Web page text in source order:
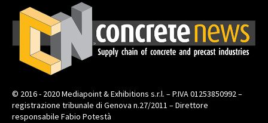
© 2016 - 2020 Mediapoint & Exhibitions s.r.l. – P.IVA 01253850992 –
registrazione tribunale di Genova n.27/2011 – Direttore
responsabile Fabio Potestà